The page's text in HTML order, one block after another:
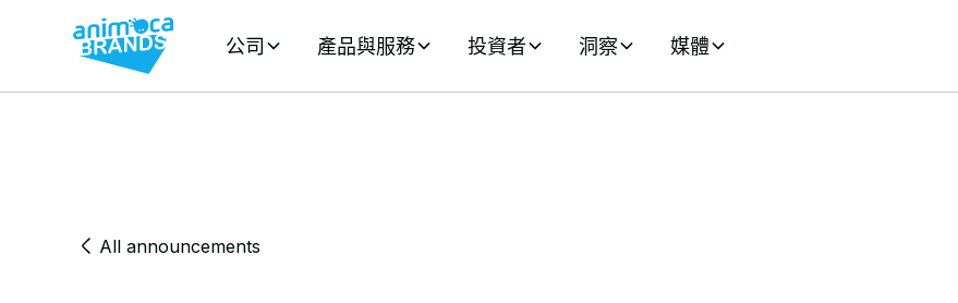
公司 產品與服務 投資者 洞察 媒體
All announcements